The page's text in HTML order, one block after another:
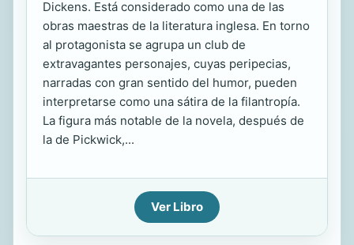
Dickens. Está considerado como una de las
obras maestras de la literatura inglesa. En torno
al protagonista se agrupa un club de
extravagantes personajes, cuyas peripecias,
narradas con gran sentido del humor, pueden
interpretarse como una sátira de la filantropía.
La figura más notable de la novela, después de
la de Pickwick,...
Ver Libro